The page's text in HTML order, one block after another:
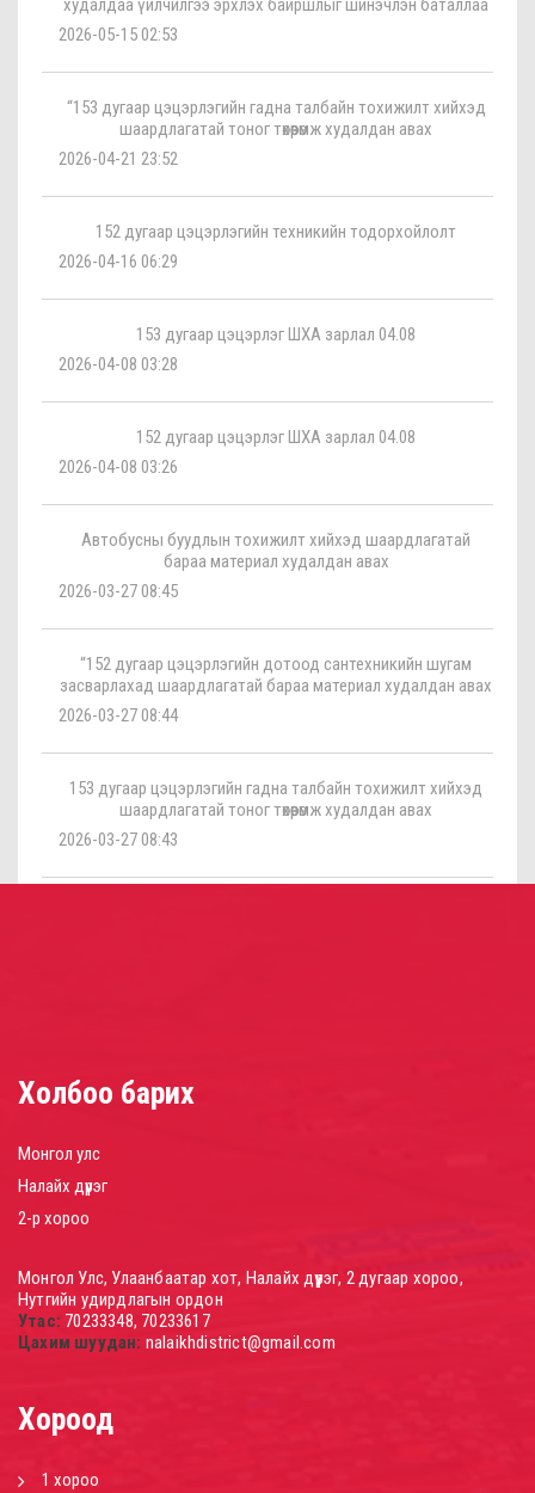
худалдаа үйлчилгээ эрхлэх байршлыг шинэчлэн баталлаа
2026-05-15 02:53
“153 дугаар цэцэрлэгийн гадна талбайн тохижилт хийхэд
шаардлагатай тоног төхөөрөмж худалдан авах
2026-04-21 23:52
152 дугаар цэцэрлэгийн техникийн тодорхойлолт
2026-04-16 06:29
153 дугаар цэцэрлэг ШХА зарлал 04.08
2026-04-08 03:28
152 дугаар цэцэрлэг ШХА зарлал 04.08
2026-04-08 03:26
Автобусны буудлын тохижилт хийхэд шаардлагатай
бараа материал худалдан авах
2026-03-27 08:45
“152 дугаар цэцэрлэгийн дотоод сантехникийн шугам
засварлахад шаардлагатай бараа материал худалдан авах
2026-03-27 08:44
153 дугаар цэцэрлэгийн гадна талбайн тохижилт хийхэд
шаардлагатай тоног төхөөрөмж худалдан авах
2026-03-27 08:43
Холбоо барих
Монгол улс
Налайх дүүрэг
2-р хороо
Монгол Улс, Улаанбаатар хот, Налайх дүүрэг, 2 дугаар хороо,
Нутгийн удирдлагын ордон
Утас: 70233348, 70233617
Цахим шуудан: nalaikhdistrict@gmail.com
Хороод
1 хороо